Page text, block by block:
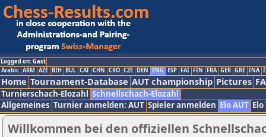
Logged on: Gast
Arabic ARM AZE BIH BUL CAT CHN CRO CZE DEN ENG ESP FAI FIN FRA GER GRE INA
Home Tournament-Database AUT championship Pictures
Turnierschach-Elozahl Schnellschach-Elozahl
Allgemeines Turnier anmelden: AUT Spieler anmelden Elo AUT
Willkommen bei den offiziellen